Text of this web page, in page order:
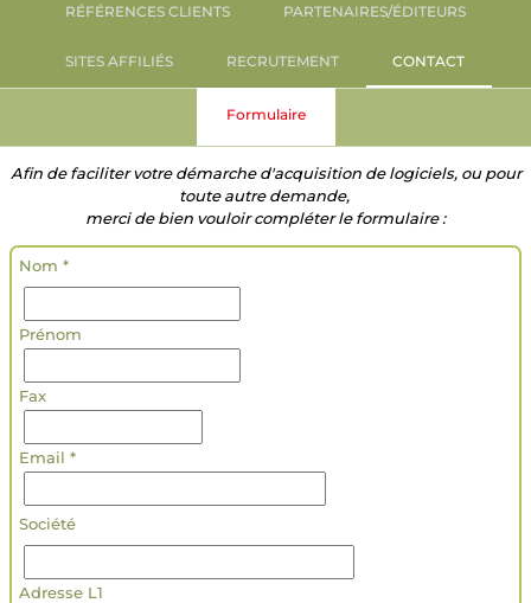
RÉFÉRENCES CLIENTS PARTENAIRES/ÉDITEURS
SITES AFFILIÉS RECRUTEMENT CONTACT
Formulaire
Afin de faciliter votre démarche d'acquisition de logiciels, ou pour
toute autre demande,
merci de bien vouloir compléter le formulaire :
Nom *
Prénom
Fax
Email *
Société
Adresse L1